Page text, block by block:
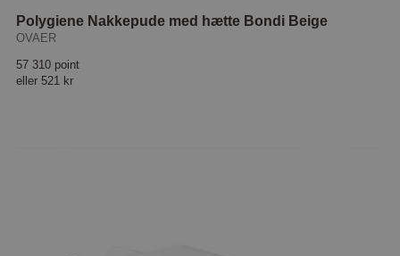
Polygiene Nakkepude med hætte Bondi Beige
OVAER
57 310 point
eller 521 kr